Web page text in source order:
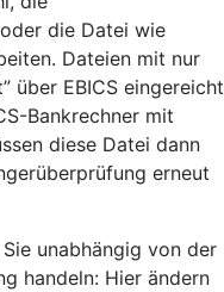
die Datei wie
Dateien mit nur
über EBICS eingereicht
Bankrechner mit
diese Datei dann
erneut
Sie unabhängig von der
handeln: Hier ändern